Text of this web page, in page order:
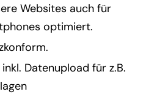
Websites auch für
optimiert.
Datenupload für z.B.